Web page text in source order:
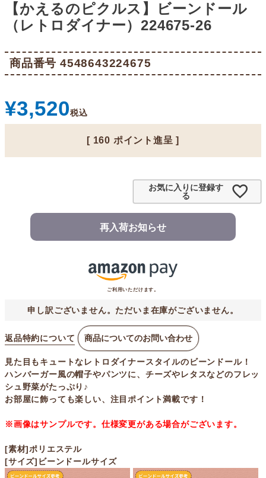
【かえるのピクルス】ビーンドール
（レトロダイナー）224675-26
商品番号 4548643224675
¥3,520税込
[ 160 ポイント進呈 ]
お気に入りに登録す
る
再入荷お知らせ
ご利用いただけます。
申し訳ございません。ただいま在庫がございません。
返品特約について 商品についてのお問い合わせ
見た目もキュートなレトロダイナースタイルのビーンドール！
ハンバーガー風の帽子やパンツに、チーズやレタスなどのフレッ
シュ野菜がたっぷり♪
お部屋に飾っても楽しい、注目ポイント満載です！
※画像はサンプルです。仕様変更がある場合がございます。
[素材]ポリエステル
[サイズ]ビーンドールサイズ